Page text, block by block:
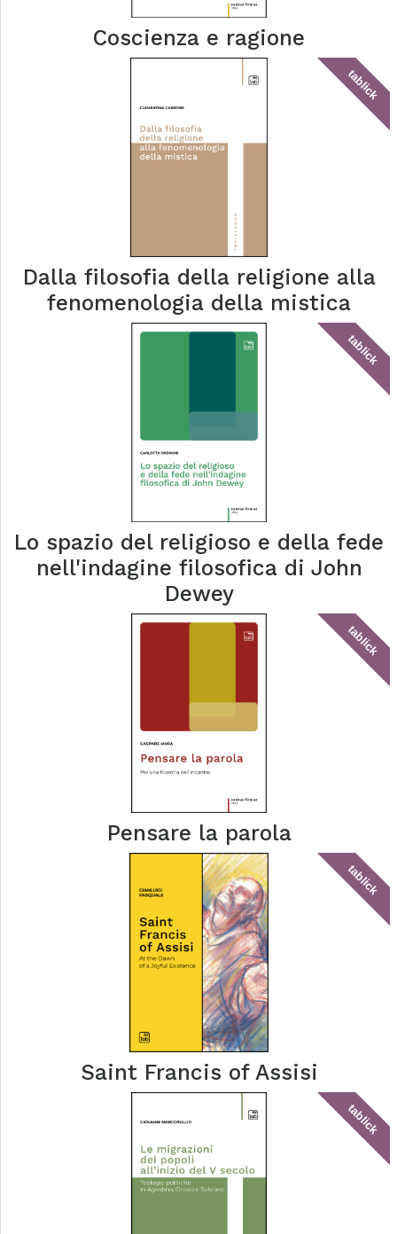
Coscienza e ragione
tablick
Dalla filosofia della religione alla
fenomenologia della mistica
tablick
Lo spazio del religioso e della fede
nell'indagine filosofica di John
Dewey
tablick
Pensare la parola
tablick
Saint Francis of Assisi
tablick